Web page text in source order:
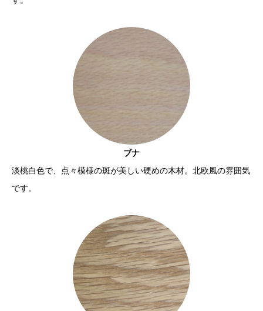
ブナ
淡桃白色で、点々模様の斑が美しい硬めの木材。北欧風の雰囲気
です。